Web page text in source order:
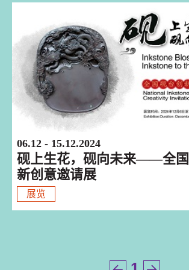
06.12 - 15.12.2024
砚上生花，砚向未来——全国
新创意邀请展
展览